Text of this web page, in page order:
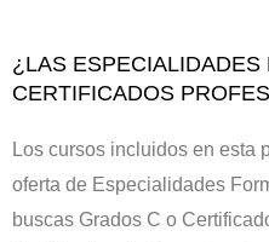
¿LAS ESPECIALIDADES
CERTIFICADOS
Los cursos incluidos en esta
oferta de Especialidades
buscas Grados C o